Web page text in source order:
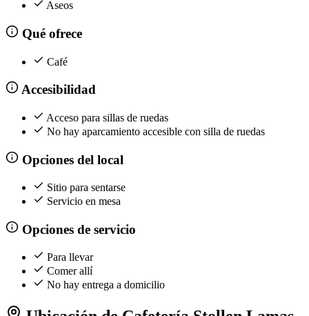
Aseos
Qué ofrece
Café
Accesibilidad
Acceso para sillas de ruedas
No hay aparcamiento accesible con silla de ruedas
Opciones del local
Sitio para sentarse
Servicio en mesa
Opciones de servicio
Para llevar
Comer allí
No hay entrega a domicilio